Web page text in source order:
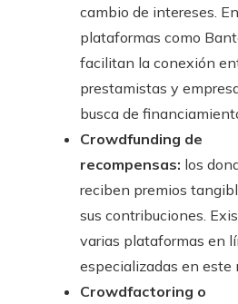
cambio de intereses.
plataformas como
facilitan la conexión
prestamistas y
busca de
Crowdfunding de
recompensas: los
reciben premios
sus contribuciones.
varias plataformas en
especializadas en este
Crowdfactoring o